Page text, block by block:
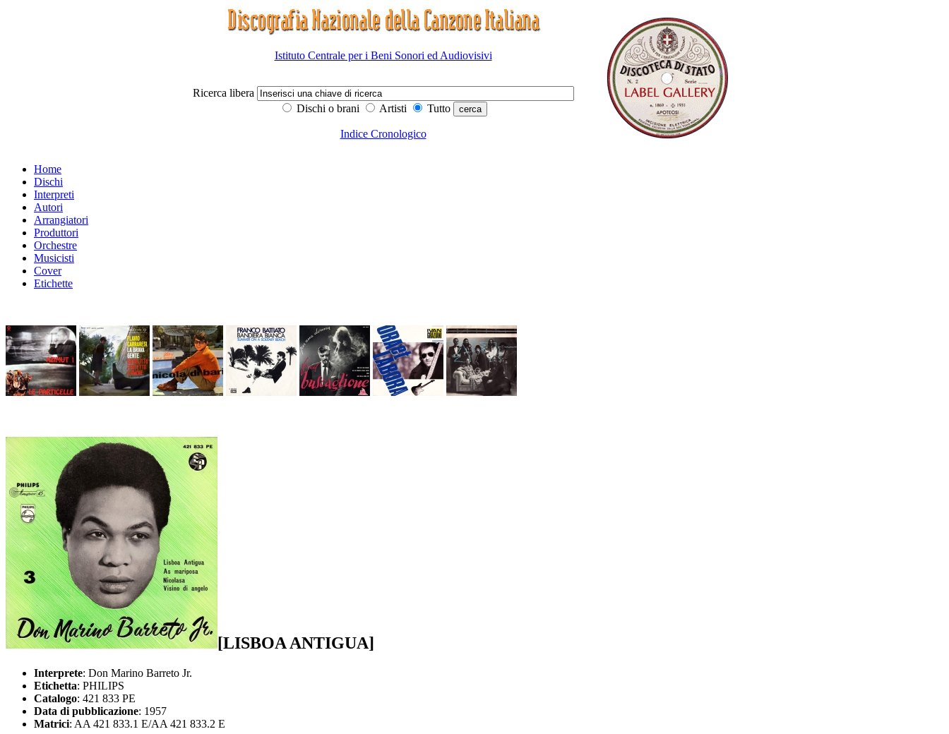
Istituto Centrale per i Beni Sonori ed Audiovisivi
Ricerca libera
Dischi o brani
Artisti Tutto
Indice Cronologico
Home
Dischi
Interpreti
Autori
Arrangiatori
Produttori
Orchestre
Musicisti
Cover
Etichette
[LISBOA ANTIGUA]
Interprete: Don Marino Barreto Jr.
Etichetta: PHILIPS
Catalogo: 421 833 PE
Data di pubblicazione: 1957
Matrici: AA 421 833.1 E/AA 421 833.2 E